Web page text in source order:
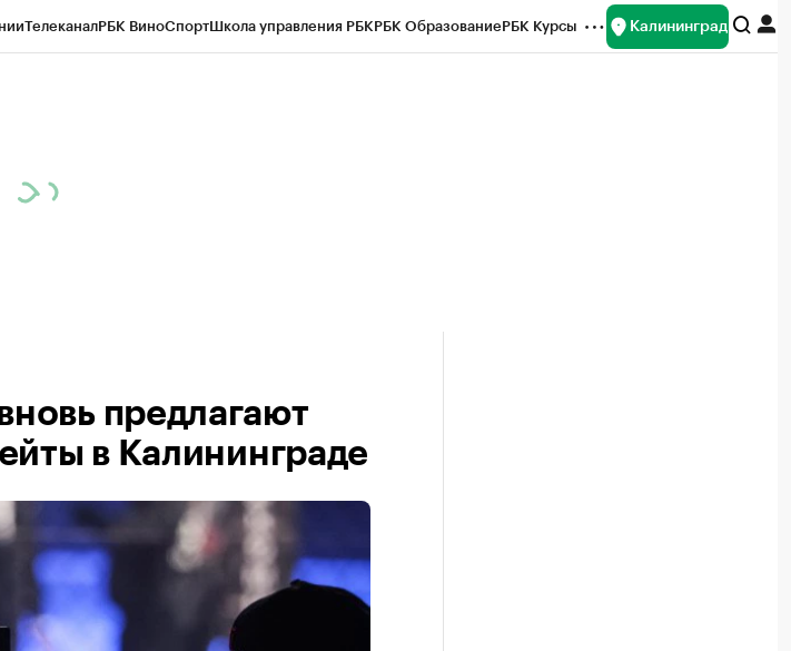
ТелеканалРБК ВиноСпортШкола управления РБКРБК ОбразованиеРБК Курсы Калининград
предлагают
в Калининграде